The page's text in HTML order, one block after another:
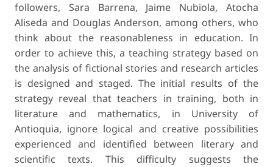
followers, Sara Barrena, Jaime Nubiola, Atocha
Aliseda and Douglas Anderson, among others, who
think about the reasonableness in education. In
order to achieve this, a teaching strategy based on
the analysis of fictional stories and research articles
is designed and staged. The initial results of the
strategy reveal that teachers in training, both in
literature and mathematics, in University of
Antioquia, ignore logical and creative possibilities
experienced and identified between literary and
scientific texts. This difficulty suggests the